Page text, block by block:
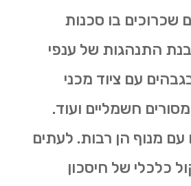
שכרוכים בו סכנות
התנהגות של ענפי
עם ציוד מכני
חשמליים ועוד.
עם מנוף הן רבות. לעתים
כלכלי של חיסכון